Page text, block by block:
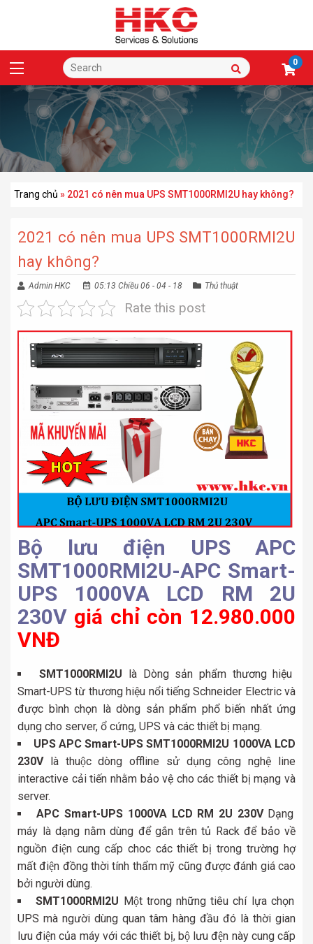
0
Trang chủ » 2021 có nên mua UPS SMT1000RMI2U hay không?
2021 có nên mua UPS SMT1000RMI2U
hay không?
Admin HKC 05:13 Chiều 06 - 04 - 18 Thủ thuật
Rate this post
Bộ lưu điện UPS APC
SMT1000RMI2U-APC Smart-
UPS 1000VA LCD RM 2U
230V giá chỉ còn 12.980.000
VNĐ
SMT1000RMI2U là Dòng sản phẩm thương hiệu
Smart-UPS từ thương hiệu nổi tiếng Schneider Electric và
được bình chọn là dòng sản phẩm phổ biến nhất ứng
dụng cho server, ổ cứng, UPS và các thiết bị mạng.
UPS APC Smart-UPS SMT1000RMI2U 1000VA LCD
230Vlà thuộc dòng offline sử dụng công nghệ line
interactive cải tiến nhằm bảo vệ cho các thiết bị mạng và
server.
APC Smart-UPS 1000VA LCD RM 2U 230VDạng
máy là dạng nằm dùng để gắn trên tủ Rack để bảo về
nguồn điện cung cấp choc các thiết bị trong trường hợ
mất điện đồng thời tính thẩm mỹ cũng được đánh giá cao
bởi người dùng.
SMT1000RMI2U Một trong những tiêu chí lựa chọn
UPS mà người dùng quan tâm hàng đầu đó là thời gian
lưu điện của máy với các thiết bị, bộ lưu đện này cung cấp